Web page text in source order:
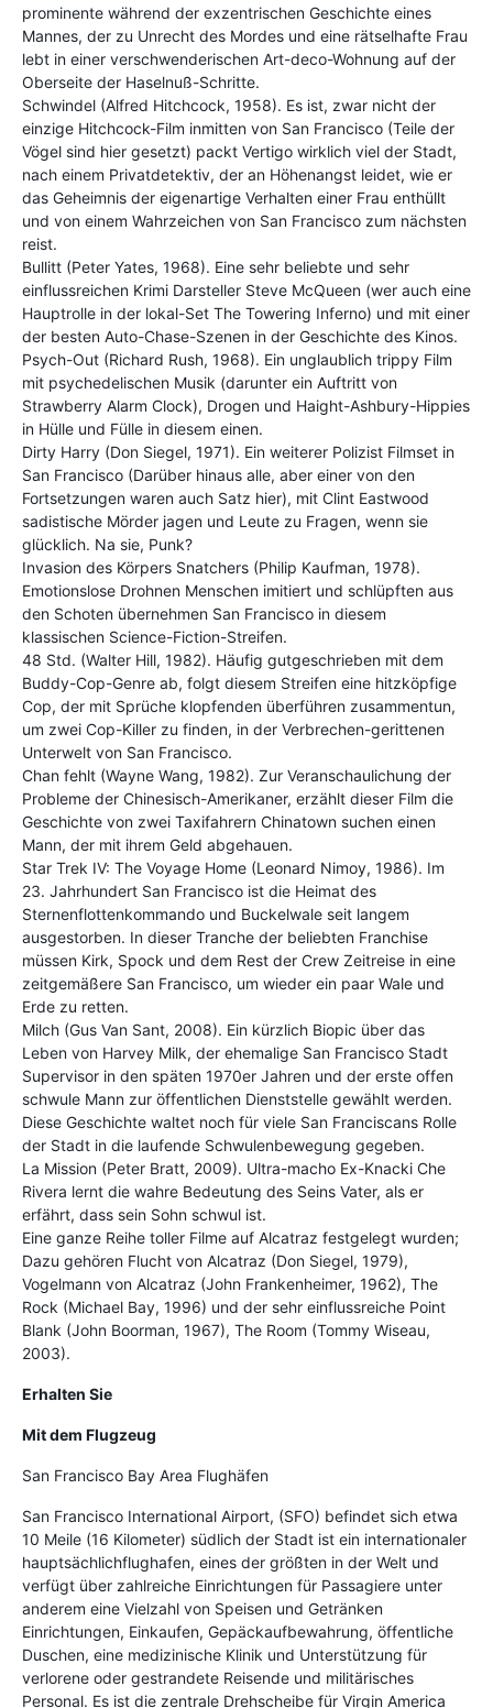
prominente während der exzentrischen Geschichte eines
Mannes, der zu Unrecht des Mordes und eine rätselhafte Frau
lebt in einer verschwenderischen Art-deco-Wohnung auf der
Oberseite der Haselnuß-Schritte.
Schwindel (Alfred Hitchcock, 1958). Es ist, zwar nicht der
einzige Hitchcock-Film inmitten von San Francisco (Teile der
Vögel sind hier gesetzt) packt Vertigo wirklich viel der Stadt,
nach einem Privatdetektiv, der an Höhenangst leidet, wie er
das Geheimnis der eigenartige Verhalten einer Frau enthüllt
und von einem Wahrzeichen von San Francisco zum nächsten
reist.
Bullitt (Peter Yates, 1968). Eine sehr beliebte und sehr
einflussreichen Krimi Darsteller Steve McQueen (wer auch eine
Hauptrolle in der lokal-Set The Towering Inferno) und mit einer
der besten Auto-Chase-Szenen in der Geschichte des Kinos.
Psych-Out (Richard Rush, 1968). Ein unglaublich trippy Film
mit psychedelischen Musik (darunter ein Auftritt von
Strawberry Alarm Clock), Drogen und Haight-Ashbury-Hippies
in Hülle und Fülle in diesem einen.
Dirty Harry (Don Siegel, 1971). Ein weiterer Polizist Filmset in
San Francisco (Darüber hinaus alle, aber einer von den
Fortsetzungen waren auch Satz hier), mit Clint Eastwood
sadistische Mörder jagen und Leute zu Fragen, wenn sie
glücklich. Na sie, Punk?
Invasion des Körpers Snatchers (Philip Kaufman, 1978).
Emotionslose Drohnen Menschen imitiert und schlüpften aus
den Schoten übernehmen San Francisco in diesem
klassischen Science-Fiction-Streifen.
48 Std. (Walter Hill, 1982). Häufig gutgeschrieben mit dem
Buddy-Cop-Genre ab, folgt diesem Streifen eine hitzköpfige
Cop, der mit Sprüche klopfenden überführen zusammentun,
um zwei Cop-Killer zu finden, in der Verbrechen-gerittenen
Unterwelt von San Francisco.
Chan fehlt (Wayne Wang, 1982). Zur Veranschaulichung der
Probleme der Chinesisch-Amerikaner, erzählt dieser Film die
Geschichte von zwei Taxifahrern Chinatown suchen einen
Mann, der mit ihrem Geld abgehauen.
Star Trek IV: The Voyage Home (Leonard Nimoy, 1986). Im
23. Jahrhundert San Francisco ist die Heimat des
Sternenflottenkommando und Buckelwale seit langem
ausgestorben. In dieser Tranche der beliebten Franchise
müssen Kirk, Spock und dem Rest der Crew Zeitreise in eine
zeitgemäßere San Francisco, um wieder ein paar Wale und
Erde zu retten.
Milch (Gus Van Sant, 2008). Ein kürzlich Biopic über das
Leben von Harvey Milk, der ehemalige San Francisco Stadt
Supervisor in den späten 1970er Jahren und der erste offen
schwule Mann zur öffentlichen Dienststelle gewählt werden.
Diese Geschichte waltet noch für viele San Franciscans Rolle
der Stadt in die laufende Schwulenbewegung gegeben.
La Mission (Peter Bratt, 2009). Ultra-macho Ex-Knacki Che
Rivera lernt die wahre Bedeutung des Seins Vater, als er
erfährt, dass sein Sohn schwul ist.
Eine ganze Reihe toller Filme auf Alcatraz festgelegt wurden;
Dazu gehören Flucht von Alcatraz (Don Siegel, 1979),
Vogelmann von Alcatraz (John Frankenheimer, 1962), The
Rock (Michael Bay, 1996) und der sehr einflussreiche Point
Blank (John Boorman, 1967), The Room (Tommy Wiseau,
2003).
Erhalten Sie
Mit dem Flugzeug
San Francisco Bay Area Flughäfen
San Francisco International Airport, (SFO) befindet sich etwa
10 Meile (16 Kilometer) südlich der Stadt ist ein internationaler
hauptsächlichflughafen, eines der größten in der Welt und
verfügt über zahlreiche Einrichtungen für Passagiere unter
anderem eine Vielzahl von Speisen und Getränken
Einrichtungen, Einkaufen, Gepäckaufbewahrung, öffentliche
Duschen, eine medizinische Klinik und Unterstützung für
verlorene oder gestrandete Reisende und militärisches
Personal. Es ist die zentrale Drehscheibe für Virgin America